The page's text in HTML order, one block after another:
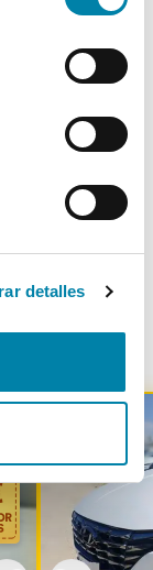
detalles
los detalles